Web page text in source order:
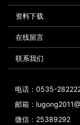
资料下载
在线留言
联系我们
电话：0535-
邮箱：
微信：25389292